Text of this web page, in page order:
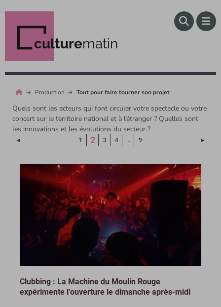
culturematin
Production Tout pour faire tourner son projet
Quels sont les acteurs qui font circuler votre spectacle ou votre
concert sur le territoire national et à l’étranger ? Quelles sont
les innovations et les évolutions du secteur ?
◄ 1 2 (Page courante)
3 4 … 9 ►
Clubbing : La Machine du Moulin Rouge
expérimente l’ouverture le dimanche après-midi